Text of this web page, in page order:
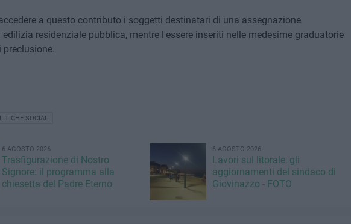
a questo contributo i soggetti destinatari di una assegnazione
residenziale pubblica, mentre l'essere inseriti nelle medesime graduatorie
preclusione.
SOCIALI
6 AGOSTO 2026
Trasfigurazione di Nostro
Signore: il programma alla
chiesetta del Padre Eterno
6 AGOSTO 2026
Lavori sul litorale, gli
aggiornamenti del sindaco di
Giovinazzo - FOTO